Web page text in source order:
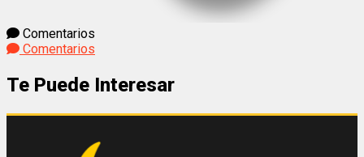
Comentarios
Comentarios
Te Puede Interesar